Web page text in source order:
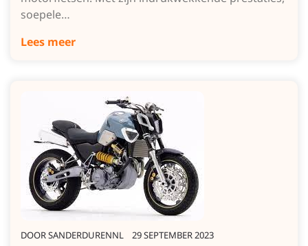
soepele…
Lees meer
DOORSANDERDURENNL 29 SEPTEMBER 2023